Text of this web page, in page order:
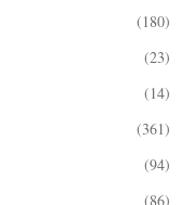
(180)
(23)
(14)
(361)
(94)
(86)